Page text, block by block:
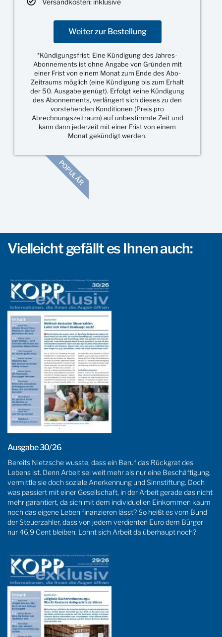
Versandkosten: inklusive
Weiter zur Bestellung
*Kündigungsfrist: Eine Kündigung des Jahres-
Abonnements ist ohne Angabe von Gründen mit
einer Frist von einem Monat zum Ende des Abo-
Zeitraums möglich (eine Kündigung bis zum Erhalt
der 50. Ausgabe genügt). Erfolgt keine Kündigung
des Abonnements, verlängert sich dieses zu den
vorstehenden Konditionen (Preis pro
Abrechnungszeitraum) auf unbestimmte Zeit und
kann dann jederzeit mit einer Frist von einem
Monat gekündigt werden.
POPULÄR
Vielleicht gefällt es Ihnen auch:
Ausgabe 30/26
Bereits Nietzsche wusste, dass ein Beruf das Rückgrat des
Lebens ist. Denn Arbeit sei weit mehr als nur eine Beschäftigung,
vermittle sie doch soziale Anerkennung und Sinnstiftung. Doch
was passiert mit einer Gesellschaft, in der Arbeit gerade das nicht
mehr garantiert, da sich mit dem individuellen Einkommen kaum
noch das eigene Leben finanzieren lässt? So heißt es vom Bund
der Steuerzahler, dass von jedem verdienten Euro dem Bürger
nur 46,9 Cent bleiben. Lohnt sich Arbeit da überhaupt noch?